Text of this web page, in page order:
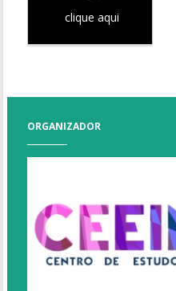
clique aqui
ORGANIZADOR